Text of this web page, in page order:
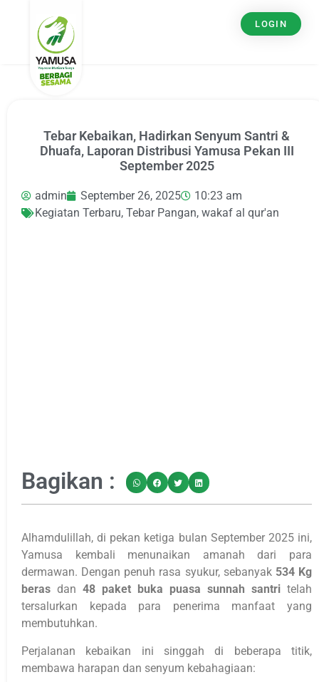
LOGIN
Tebar Kebaikan, Hadirkan Senyum Santri &
Dhuafa, Laporan Distribusi Yamusa Pekan III
September 2025
admin September 26, 2025
10:23 am
Kegiatan Terbaru, Tebar Pangan, wakaf al qur'an
Bagikan :
Alhamdulillah, di pekan ketiga bulan September 2025 ini,
Yamusa kembali menunaikan amanah dari para
dermawan. Dengan penuh rasa syukur, sebanyak 534 Kg
beras dan 48 paket buka puasa sunnah santri telah
tersalurkan kepada para penerima manfaat yang
membutuhkan.
Perjalanan kebaikan ini singgah di beberapa titik,
membawa harapan dan senyum kebahagiaan: